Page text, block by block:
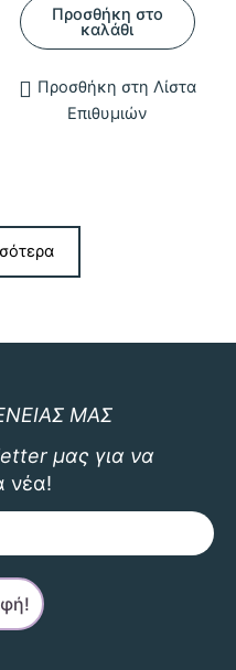
Προσθήκη στο
καλάθι
Προσθήκη στη Λίστα
Επιθυμιών
ΜΑΣ
μας για να
νέα!